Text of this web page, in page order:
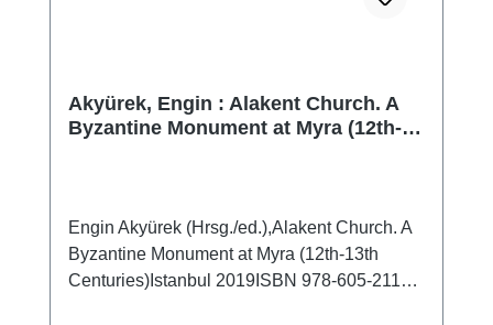
Akyürek, Engin : Alakent Church. A
Byzantine Monument at Myra (12th-
Engin Akyürek (Hrsg./ed.),Alakent Church. A
Byzantine Monument at Myra (12th-13th
Centuries)Istanbul 2019ISBN 978-605-2116-